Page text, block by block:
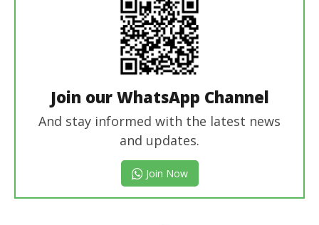
Join our WhatsApp Channel
And stay informed with the latest news
and updates.
Join Now